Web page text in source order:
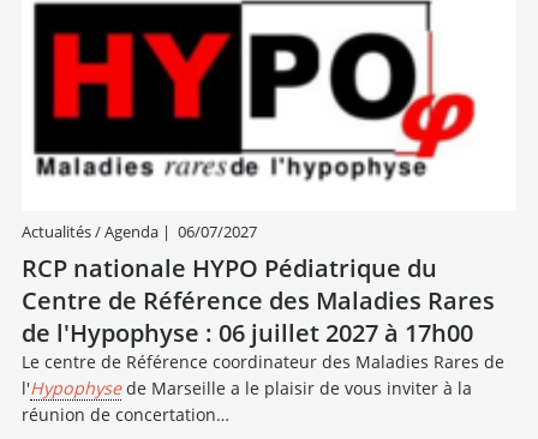
Actualités / Agenda| 06/07/2027
RCP nationale HYPO Pédiatrique du
Centre de Référence des Maladies Rares
de l'Hypophyse : 06 juillet 2027 à 17h00
Le centre de Référence coordinateur des Maladies Rares de
l'Hypophysede Marseille a le plaisir de vous inviter à la
réunion de concertation…